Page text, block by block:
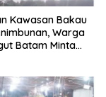
Kawasan Bakau
Warga
Batam Minta